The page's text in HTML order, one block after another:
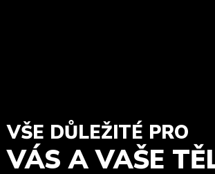
VŠE DŮLEŽITÉ PRO
VÁS A VAŠE